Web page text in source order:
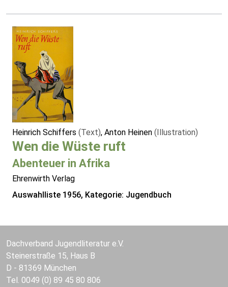
Heinrich Schiffers (Text), Anton Heinen (Illustration)
Wen die Wüste ruft
Abenteuer in Afrika
Ehrenwirth Verlag
Auswahlliste 1956, Kategorie: Jugendbuch
Dachverband Jugendliteratur e.V.
Steinerstraße 15, Haus B
D - 81369 München
Tel. 0049 (0) 89 45 80 806